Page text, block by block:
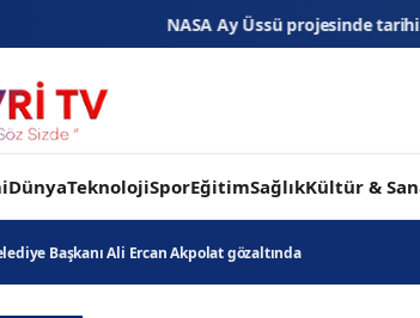
Ay Üssü projesinde tarihi eşik: 4 ticari araç final
DünyaTeknolojiSporEğitimSağlıkKültür &
Başkanı Ali Ercan Akpolat gözaltında